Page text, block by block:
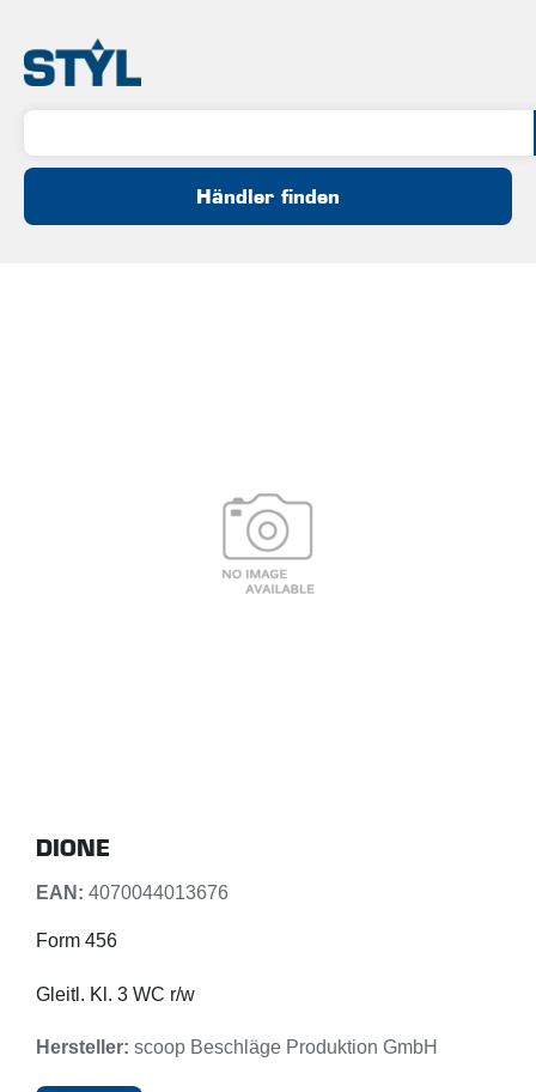
Händler finden
DIONE
EAN: 4070044013676
Form 456
Gleitl. Kl. 3 WC r/w
Hersteller: scoop Beschläge Produktion GmbH